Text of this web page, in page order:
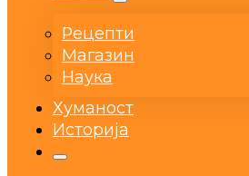
Рецепти
Магазин
Наука
Хуманост
Историја